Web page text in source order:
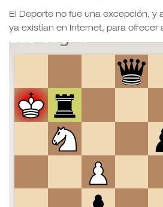
El Deporte no fue una excepción, y
ya existían en Internet, para